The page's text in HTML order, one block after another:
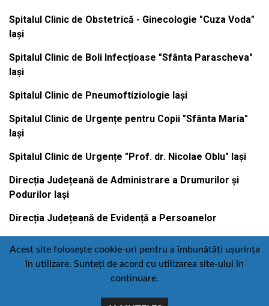
Spitalul Clinic de Obstetrică - Ginecologie "Cuza Voda"
Iași
Spitalul Clinic de Boli Infecțioase "Sfânta Parascheva"
Iași
Spitalul Clinic de Pneumoftiziologie Iași
Spitalul Clinic de Urgențe pentru Copii "Sfânta Maria"
Iași
Spitalul Clinic de Urgențe "Prof. dr. Nicolae Oblu" Iași
Direcția Județeană de Administrare a Drumurilor și
Podurilor Iași
Direcția Județeană de Evidență a Persoanelor
Contact Politică de confidențialitate
:
Acest site folosește cookie-uri pentru a îmbunătăți ușurința
în utilizare. Sunteți de acord cu utilizarea site-ului în
continuare.